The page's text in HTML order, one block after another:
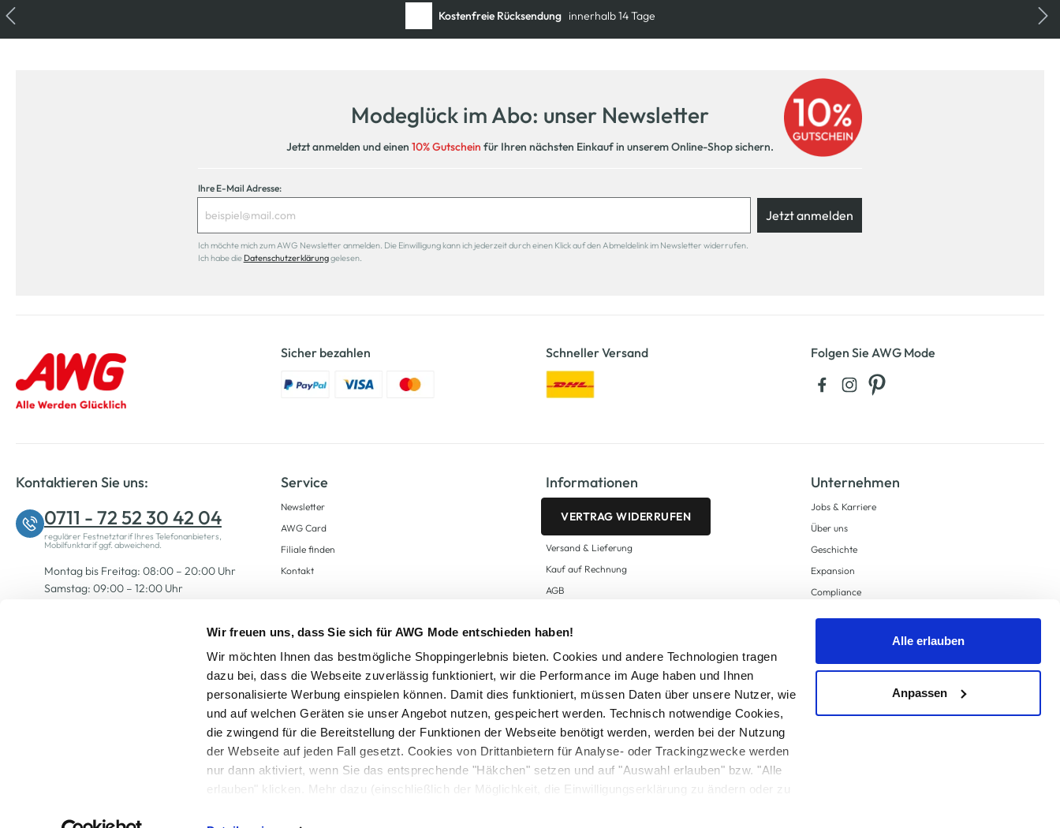
Wir freuen uns, dass Sie sich für AWG Mode entschieden haben!
Wir möchten Ihnen das bestmögliche Shoppingerlebnis bieten. Cookies und andere Technologien tragen
dazu bei, dass die Webseite zuverlässig funktioniert, wir die Performance im Auge haben und Ihnen
personalisierte Werbung einspielen können. Damit dies funktioniert, müssen Daten über unsere Nutzer, wie
und auf welchen Geräten sie unser Angebot nutzen, gespeichert werden. Technisch notwendige Cookies,
die zwingend für die Bereitstellung der Funktionen der Webseite benötigt werden, werden bei der Nutzung
der Webseite auf jeden Fall gesetzt. Cookies von Drittanbietern für Analyse- oder Trackingzwecke werden
nur dann aktiviert, wenn Sie das entsprechende "Häkchen" setzen und auf "Auswahl erlauben" bzw. "Alle
erlauben" klicken. Mehr dazu (einschließlich der Möglichkeit, die Einwilligungserklärung zu ändern oder zu
Alle erlauben
Anpassen
Kostenfreie Rücksendung innerhalb 14 Tage
Modeglück im Abo: unser Newsletter
Jetzt anmelden und einen 10% Gutschein für Ihren nächsten Einkauf in unserem Online-Shop sichern.
Ihre E-Mail Adresse:
Jetzt anmelden
Ich möchte mich zum AWG Newsletter anmelden. Die Einwilligung kann ich jederzeit durch einen Klick auf den Abmeldelink im Newsletter widerrufen.
Ich habe die Datenschutzerklärunggelesen.
Sicher bezahlen Schneller Versand Folgen Sie AWG Mode
Kontaktieren Sie uns:
0711 - 72 52 30 42 04
regulärer Festnetztarif Ihres Telefonanbieters,
Mobilfunktarif ggf. abweichend.
Montag bis Freitag: 08:00 – 20:00 Uhr
Samstag: 09:00 – 12:00 Uhr
Service
Newsletter
AWG Card
Filiale finden
Kontakt
Informationen
VERTRAG WIDERRUFEN
Versand & Lieferung
Kauf auf Rechnung
AGB
Zahlungsarten
Datenschutz
AWG CARD Teilnahmebedingungen
Unternehmen
Jobs & Karriere
Über uns
Geschichte
Expansion
Compliance
Supply Chain Due Diligence
Alle Preise inkl. gesetzl. Mehrwertsteuer zzgl.